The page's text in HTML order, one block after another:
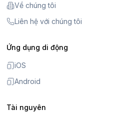
Về chúng tôi
Liên hệ với chúng tôi
Ứng dụng di động
iOS
Android
Tài nguyên